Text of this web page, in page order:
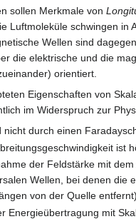
sollen Merkmale von
Luftmoleküle schwingen in
Wellen sind dagegen
die elektrische und die
orientiert.
Eigenschaften von
im Widerspruch zur
nicht durch einen
ist
der Feldstärke mit
Wellen, bei denen die
von der Quelle
Energieübertragung mit